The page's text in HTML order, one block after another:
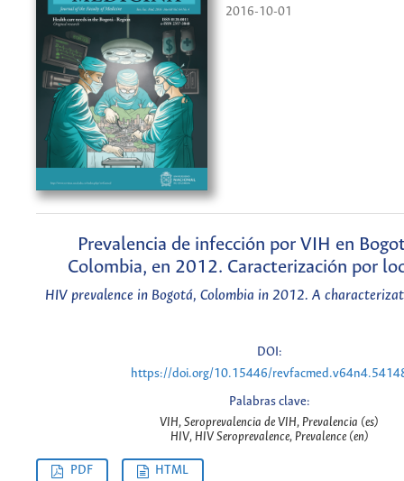
2016-10-01
Prevalencia de infección por VIH en
Colombia, en 2012. Caracterización por
HIV prevalence in Bogotá, Colombia in 2012. A
DOI:
https://doi.org/10.15446/
Palabras clave:
VIH, Seroprevalencia de VIH, Prevalencia (es)
HIV, HIV Seroprevalence, Prevalence (en)
PDF HTML